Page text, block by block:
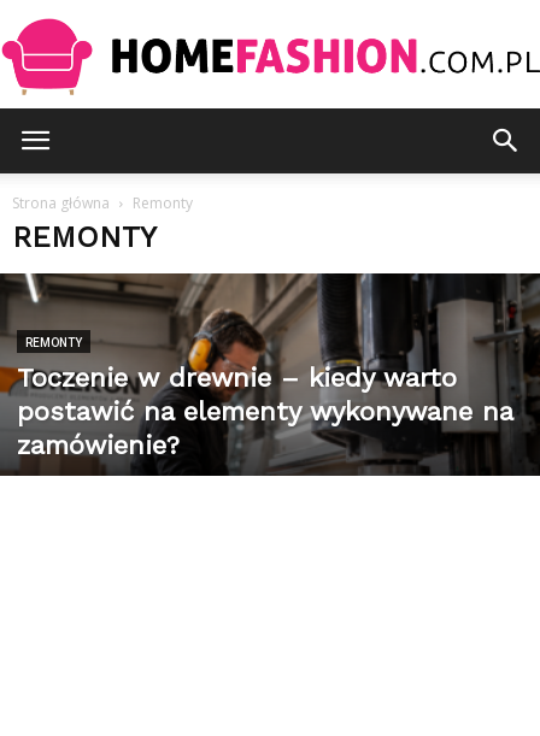
Strona główna Remonty
REMONTY
REMONTY
Toczenie w drewnie – kiedy warto
postawić na elementy wykonywane na
zamówienie?